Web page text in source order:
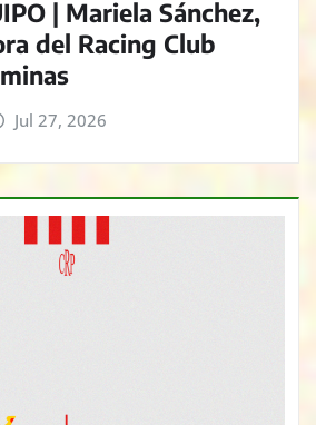
| Mariela Sánchez,
del Racing Club
Jul 27, 2026